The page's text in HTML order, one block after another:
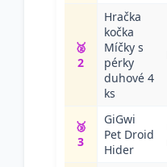
🥈
2
Hračka
kočka
Míčky s
pérky
duhové 4
ks
🥉
3
GiGwi
Pet Droid
Hider